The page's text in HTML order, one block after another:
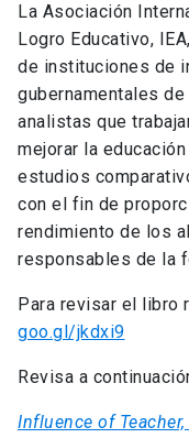
La Asociación
Logro Educativo,
de instituciones de
gubernamentales
analistas que
mejorar la
estudios
con el fin de
rendimiento de los
responsables de la
Para revisar el libro
goo.gl/jkdxi9
Revisa a
Influence of